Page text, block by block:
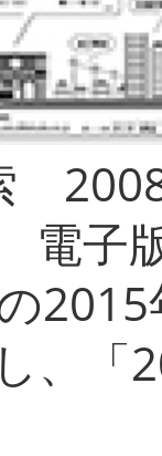
子
、「